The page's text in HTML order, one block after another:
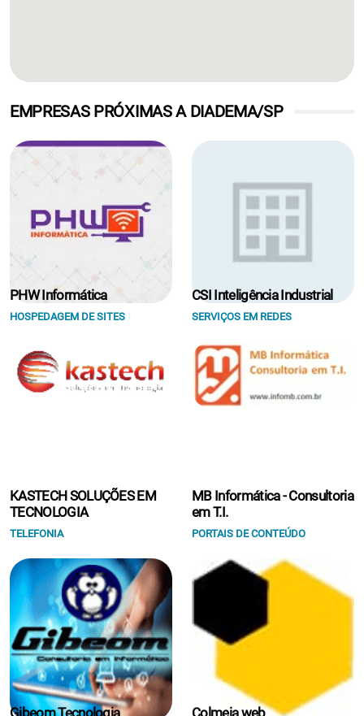
EMPRESAS PRÓXIMAS A DIADEMA/SP
PHW Informática
HOSPEDAGEM DE SITES
CSI Inteligência Industrial
SERVIÇOS EM REDES
KASTECH SOLUÇÕES EM
TECNOLOGIA
TELEFONIA
MB Informática - Consultoria
em T.I.
PORTAIS DE CONTEÚDO
Gibeom Tecnologia Colmeia web